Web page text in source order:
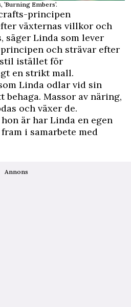
Embers’.
principen
växternas villkor och
säger Linda som lever
och strävar efter
istället för
en strikt mall.
Linda odlar vid sin
Massor av näring,
och växer de.
är har Linda en egen
i samarbete med
Annons